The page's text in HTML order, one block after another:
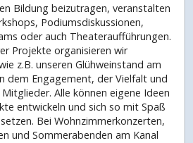
Bildung beizutragen, veranstalten
Podiumsdiskussionen,
oder auch Theateraufführungen.
Projekte organisieren wir
z.B. unseren Glühweinstand am
dem Engagement, der Vielfalt und
Alle können eigene Ideen
entwickeln und sich so mit Spaß
Bei Wohnzimmerkonzerten,
und Sommerabenden am Kanal